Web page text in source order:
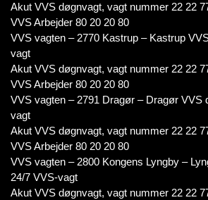
Akut VVS døgnvagt, vagt nummer 22 22
VVS Arbejder 80 20 20 80
VVS vagten – 2770 Kastrup – Kastrup
vagt
Akut VVS døgnvagt, vagt nummer 22 22
VVS Arbejder 80 20 20 80
VVS vagten – 2791 Dragør – Dragør VVS
vagt
Akut VVS døgnvagt, vagt nummer 22 22
VVS Arbejder 80 20 20 80
VVS vagten – 2800 Kongens Lyngby –
24/7 VVS-vagt
Akut VVS døgnvagt, vagt nummer 22 22